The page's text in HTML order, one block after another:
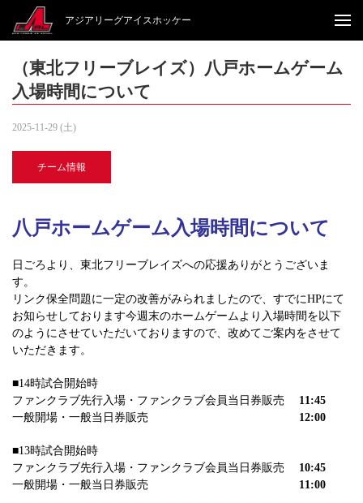
アジアリーグアイスホッケー
（東北フリーブレイズ）八戸ホームゲーム
入場時間について
2025-11-29 (土)
チーム情報
八戸ホームゲーム入場時間について
日ごろより、東北フリーブレイズへの応援ありがとうございま
す。
リンク保全問題に一定の改善がみられましたので、すでにHPにて
お知らせしております今週末のホームゲームより入場時間を以下
のようにさせていただいておりますので、改めてご案内をさせて
いただきます。
■14時試合開始時
ファンクラブ先行入場・ファンクラブ会員当日券販売 11:45
一般開場・一般当日券販売 12:00
■13時試合開始時
ファンクラブ先行入場・ファンクラブ会員当日券販売 10:45
一般開場・一般当日券販売 11:00